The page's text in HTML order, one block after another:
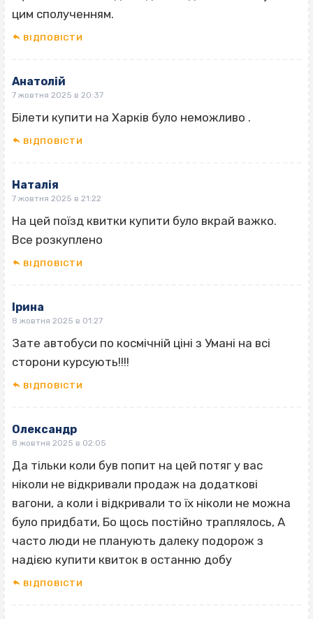
цим сполученням.
ВІДПОВІCТИ
Анатолій
7 жовтня 2025 в 20:37
Білети купити на Харків було неможливо .
ВІДПОВІCТИ
Наталія
7 жовтня 2025 в 21:22
На цей поїзд квитки купити було вкрай важко.
Все розкуплено
ВІДПОВІCТИ
Ірина
8 жовтня 2025 в 01:27
Зате автобуси по космічній ціні з Умані на всі
сторони курсують!!!!
ВІДПОВІCТИ
Олександр
8 жовтня 2025 в 02:05
Да тільки коли був попит на цей потяг у вас
ніколи не відкривали продаж на додаткові
вагони, а коли і відкривали то їх ніколи не можна
було придбати, Бо щось постійно траплялось, А
часто люди не планують далеку подорож з
надією купити квиток в останню добу
ВІДПОВІCТИ